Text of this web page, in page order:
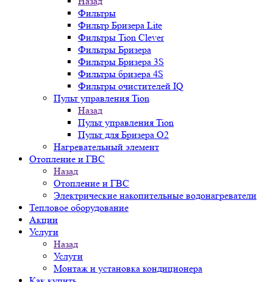
Фильтры
Фильтр Бризера Lite
Фильтры Tion Clever
Фильтры Бризера
Фильтры Бризера 3S
Фильтры бризера 4S
Фильтры очистителей IQ
Пульт управления Tion
Назад
Пульт управления Tion
Пульт для Бризера O2
Нагревательный элемент
Отопление и ГВС
Назад
Отопление и ГВС
Электрические накопительные водонагреватели
Тепловое оборудование
Акции
Услуги
Назад
Услуги
Монтаж и установка кондиционера